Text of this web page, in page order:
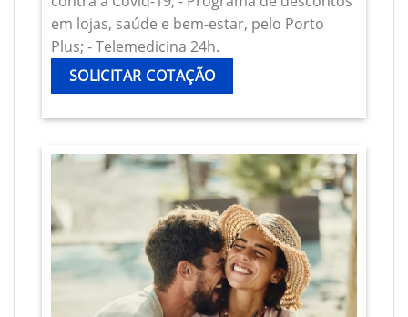
em lojas, saúde e bem-estar, pelo Porto
Plus; - Telemedicina 24h.
SOLICITAR COTAÇÃO